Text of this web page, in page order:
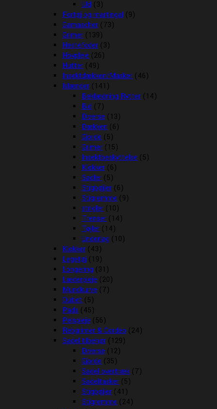
Uld (3)
Fortøj og martingal (9)
Gamascher (73)
Grimer (139)
Hestefoder (3)
Hovpleje (26)
Hutter (49)
Insektdækken/Masker (46)
Islænder (141)
Beklædning Rytter (14)
Bid (7)
Diverse (13)
Dækken (6)
Gjorde (5)
Grimer (15)
Insektbeskyttelse (5)
Klokker (6)
Sadler (5)
Stigbøjler (6)
Stigremme (9)
strigler (10)
Trenser (14)
Tøjler (14)
Underlag (10)
Klokker (43)
Legetøj (19)
Longering (31)
Læderpleje (20)
Mundkurve (7)
Outlet (5)
Pads (45)
Pelspleje (56)
Rebgrimer & Cordeo (24)
Sadel tilbehør (129)
Diverse (12)
Gjorde (35)
Sadel overtræk (7)
Sadeltasker (5)
Stigbøjler (41)
Stigremme (24)